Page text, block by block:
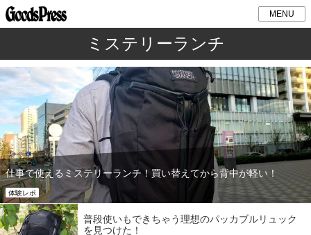
MENU
ミステリーランチ
仕事で使えるミステリーランチ！買い替えてから背中が軽い！
体験レポ
普段使いもできちゃう理想のパッカブルリュック
を見つけた！